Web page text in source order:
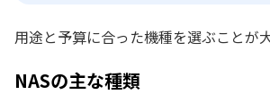
用途と予算に合った機種を選ぶことが大
NASの主な種類